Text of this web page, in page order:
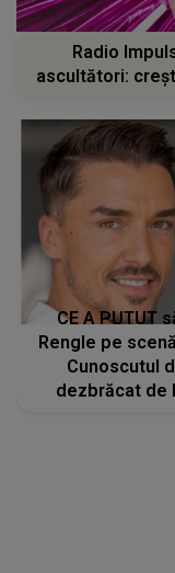
Radio
ascultători:
CE A PUTUT
Rengle pe
Cunoscutul
dezbrăcat de